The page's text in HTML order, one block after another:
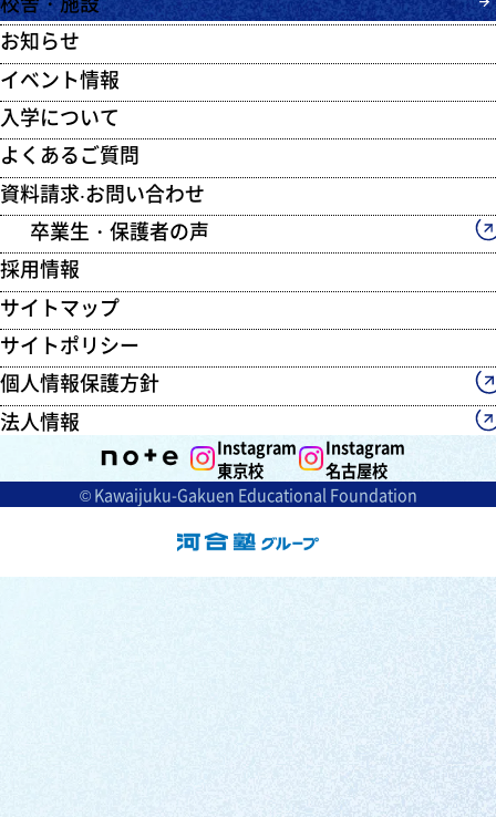
お知らせ
イベント情報
入学について
よくあるご質問
資料請求‧お問い合わせ
卒業生・保護者の声
採用情報
サイトマップ
サイトポリシー
個人情報保護方針
法人情報
Instagram
東京校
Instagram
名古屋校
© Kawaijuku-Gakuen Educational Foundation